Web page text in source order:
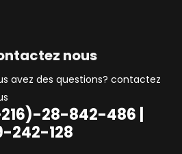
nous
avez des questions? contactez
28-842-486 |
242-128